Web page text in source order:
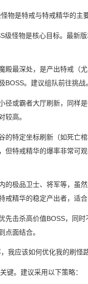
物是特戒与特戒精华的主
级怪物是核心目标。最新
殿最深处，是产出特戒（
BOSS。建议组队前往挑战
径或霸者大厅刷新，同样
较高。
的特定坐标刷新（如死亡
但特戒精华的爆率非常可
的极品卫士、将军等，虽
戒精华的稳定产出者，适合
先击杀高价值BOSS，同时
点面结合。
我应该如何优化我的刷怪
键。建议采用以下策略：